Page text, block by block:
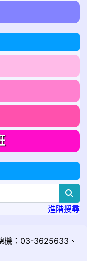
進階搜尋
機：03-3625633、